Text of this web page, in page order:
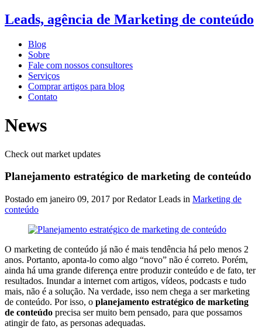
Leads, agência de Marketing de conteúdo
Blog
Sobre
Fale com nossos consultores
Serviços
Comprar artigos para blog
Contato
News
Check out market updates
Planejamento estratégico de marketing de conteúdo
Postado em janeiro 09, 2017 por Redator Leads in Marketing de
conteúdo
O marketing de conteúdo já não é mais tendência há pelo menos 2
anos. Portanto, aponta-lo como algo “novo” não é correto. Porém,
ainda há uma grande diferença entre produzir conteúdo e de fato, ter
resultados. Inundar a internet com artigos, vídeos, podcasts e tudo
mais, não é a solução. Na verdade, isso nem chega a ser marketing
de conteúdo. Por isso, o planejamento estratégico de marketing
de conteúdo precisa ser muito bem pensado, para que possamos
atingir de fato, as personas adequadas.